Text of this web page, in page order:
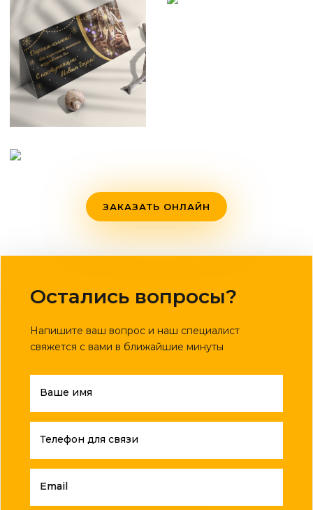
ЗАКАЗАТЬ ОНЛАЙН
Остались вопросы?
Напишите ваш вопрос и наш специалист
свяжется с вами в ближайшие минуты
Ваше имя
Телефон для связи
Email